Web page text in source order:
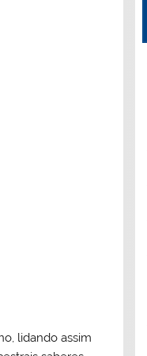
lidando assim